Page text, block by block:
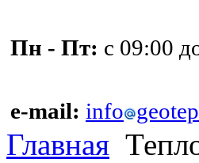
Пн - Пт: с 09:00
e-mail: info
Главная